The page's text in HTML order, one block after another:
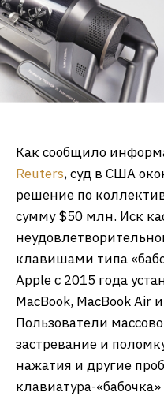
Как сообщило
Reuters, суд в США
решение по
сумму $50 млн. Иск
клавишами типа
Apple с 2015 года
MacBook, MacBook Air
Пользователи
застревание и
нажатия и другие
клавиатура-